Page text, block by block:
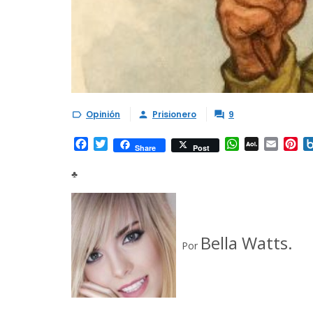
 Opinión  Prisionero  9
Facebook
TwitterShare Post WhatsApp
AOL Email
♣
Por Bella Watts.